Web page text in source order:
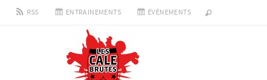
RSS ENTRAINEMENTS ÉVÉNEMENTS